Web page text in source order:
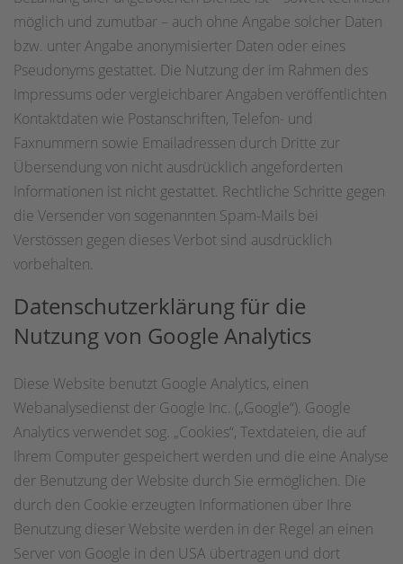
möglich und zumutbar – auch ohne Angabe solcher Daten
bzw. unter Angabe anonymisierter Daten oder eines
Pseudonyms gestattet. Die Nutzung der im Rahmen des
Impressums oder vergleichbarer Angaben veröffentlichten
Kontaktdaten wie Postanschriften, Telefon- und
Faxnummern sowie Emailadressen durch Dritte zur
Übersendung von nicht ausdrücklich angeforderten
Informationen ist nicht gestattet. Rechtliche Schritte gegen
die Versender von sogenannten Spam-Mails bei
Verstössen gegen dieses Verbot sind ausdrücklich
vorbehalten.
Datenschutzerklärung für die
Nutzung von Google Analytics
Diese Website benutzt Google Analytics, einen
Webanalysedienst der Google Inc. („Google“). Google
Analytics verwendet sog. „Cookies“, Textdateien, die auf
Ihrem Computer gespeichert werden und die eine Analyse
der Benutzung der Website durch Sie ermöglichen. Die
durch den Cookie erzeugten Informationen über Ihre
Benutzung dieser Website werden in der Regel an einen
Server von Google in den USA übertragen und dort